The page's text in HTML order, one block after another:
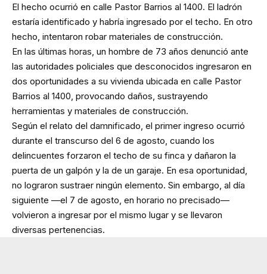
El hecho ocurrió en calle Pastor Barrios al 1400. El ladrón
estaría identificado y habría ingresado por el techo. En otro
hecho, intentaron robar materiales de construcción.
En las últimas horas, un hombre de 73 años denunció ante
las autoridades policiales que desconocidos ingresaron en
dos oportunidades a su vivienda ubicada en calle Pastor
Barrios al 1400, provocando daños, sustrayendo
herramientas y materiales de construcción.
Según el relato del damnificado, el primer ingreso ocurrió
durante el transcurso del 6 de agosto, cuando los
delincuentes forzaron el techo de su finca y dañaron la
puerta de un galpón y la de un garaje. En esa oportunidad,
no lograron sustraer ningún elemento. Sin embargo, al día
siguiente —el 7 de agosto, en horario no precisado—
volvieron a ingresar por el mismo lugar y se llevaron
diversas pertenencias.